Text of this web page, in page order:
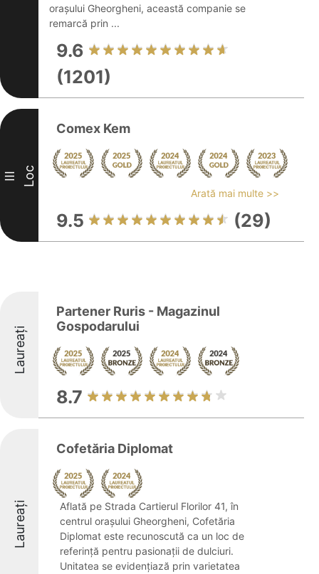
orașului Gheorgheni, această companie se
remarcă prin ...
9.6
(1201)
III Loc
Comex Kem
Arată mai multe >>
9.5 (29)
Laureați
Partener Ruris - Magazinul
Gospodarului
8.7
Laureați
Cofetăria Diplomat
Aflată pe Strada Cartierul Florilor 41, în
centrul orașului Gheorgheni, Cofetăria
Diplomat este recunoscută ca un loc de
referință pentru pasionații de dulciuri.
Unitatea se evidențiază prin varietatea